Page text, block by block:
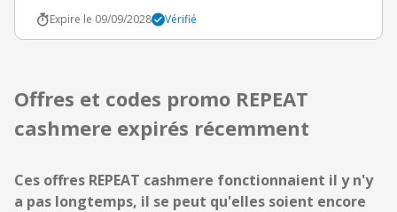
Expire le 09/09/2028 Vérifié
Offres et codes promo REPEAT
cashmere expirés récemment
Ces offres REPEAT cashmere fonctionnaient il y n'y
a pas longtemps, il se peut qu'elles soient encore